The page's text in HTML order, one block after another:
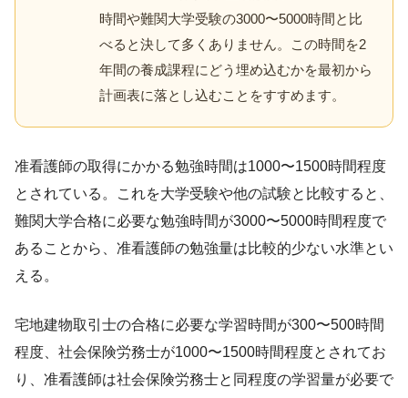
時間や難関大学受験の3000〜5000時間と比
べると決して多くありません。この時間を2
年間の養成課程にどう埋め込むかを最初から
計画表に落とし込むことをすすめます。
准看護師の取得にかかる勉強時間は1000〜1500時間程度
とされている。これを大学受験や他の試験と比較すると、
難関大学合格に必要な勉強時間が3000〜5000時間程度で
あることから、准看護師の勉強量は比較的少ない水準とい
える。
宅地建物取引士の合格に必要な学習時間が300〜500時間
程度、社会保険労務士が1000〜1500時間程度とされてお
り、准看護師は社会保険労務士と同程度の学習量が必要で